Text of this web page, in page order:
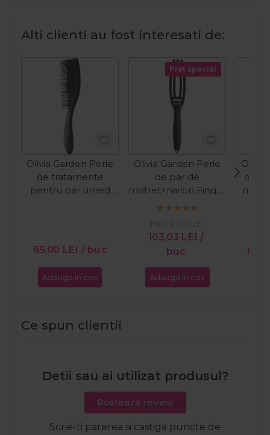
Alti clienti au fost interesati de:
Olivia Garden Perie
de tratamente
pentru par umed
65,00 LEI / buc
Adauga in cos
Pret special
Olivia Garden Perie
de par de
mistret+nailon Finger
Combo Small Black
103,03 LEI /
buc
PRP: 117,00 LEI
Adauga in cos
Olivia
de
Ce spun clientii
Detii sau ai utilizat produsul?
Posteaza review
Scrie-ti parerea si castiga puncte de